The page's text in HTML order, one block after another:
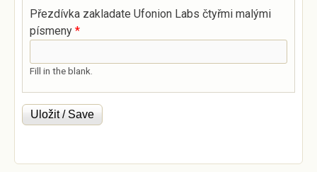
Přezdívka zakladate Ufonion Labs čtyřmi malými
písmeny *
Fill in the blank.